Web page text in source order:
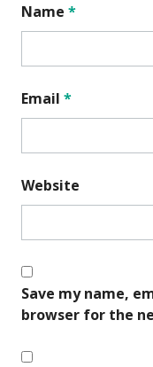
Name *
Email *
Website
Save my name,
browser for the